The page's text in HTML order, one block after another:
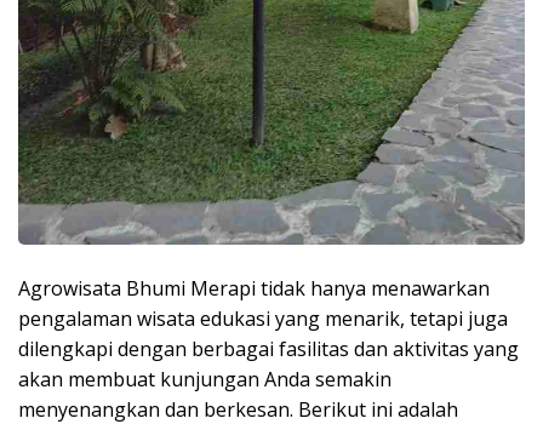
Agrowisata Bhumi Merapi tidak hanya menawarkan
pengalaman wisata edukasi yang menarik, tetapi juga
dilengkapi dengan berbagai fasilitas dan aktivitas yang
akan membuat kunjungan Anda semakin
menyenangkan dan berkesan. Berikut ini adalah